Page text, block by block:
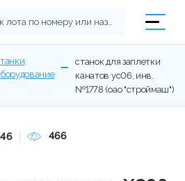
станок для заплетки
канатов ус06, инв.
№1778 (оао "строймаш")
466